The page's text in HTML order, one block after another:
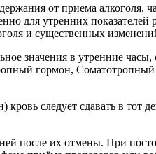
от приема алкоголя,
для утренних
и существенных
значения в утренние
гормон,
следует сдавать в тот
после их отмены. При